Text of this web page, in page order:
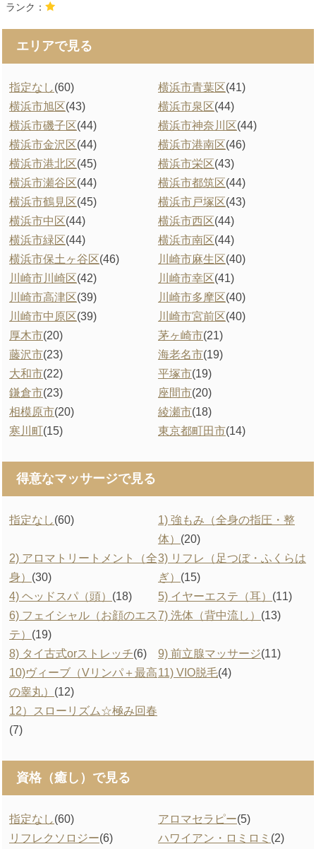
ランク：
エリアで見る
指定なし(60) 横浜市青葉区(41)
横浜市旭区(43) 横浜市泉区(44)
横浜市磯子区(44) 横浜市神奈川区(44)
横浜市金沢区(44) 横浜市港南区(46)
横浜市港北区(45) 横浜市栄区(43)
横浜市瀬谷区(44) 横浜市都筑区(44)
横浜市鶴見区(45) 横浜市戸塚区(43)
横浜市中区(44) 横浜市西区(44)
横浜市緑区(44) 横浜市南区(44)
横浜市保土ヶ谷区(46) 川崎市麻生区(40)
川崎市川崎区(42) 川崎市幸区(41)
川崎市高津区(39) 川崎市多摩区(40)
川崎市中原区(39) 川崎市宮前区(40)
厚木市(20) 茅ヶ崎市(21)
藤沢市(23) 海老名市(19)
大和市(22) 平塚市(19)
鎌倉市(23) 座間市(20)
相模原市(20) 綾瀬市(18)
寒川町(15) 東京都町田市(14)
得意なマッサージで見る
指定なし(60)
1) 強もみ（全身の指圧・整
体） (20)
2) アロマトリートメント（全
身） (30)
3) リフレ（足つぼ・ふくらは
ぎ） (15)
4) ヘッドスパ（頭） (18) 5) イヤーエステ（耳） (11)
6) フェイシャル（お顔のエス
テ） (19)
7) 洗体（背中流し） (13)
8) タイ古式orストレッチ(6) 9) 前立腺マッサージ(11)
10)ヴィーブ（Vリンパ＋最高
の睾丸） (12)
11) VIO脱毛(4)
12）スローリズム☆極み回春
(7)
資格（癒し）で見る
指定なし(60) アロマセラピー(5)
リフレクソロジー(6) ハワイアン・ロミロミ (2)